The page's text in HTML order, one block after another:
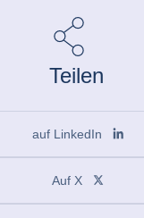
Teilen
auf LinkedIn
Auf X